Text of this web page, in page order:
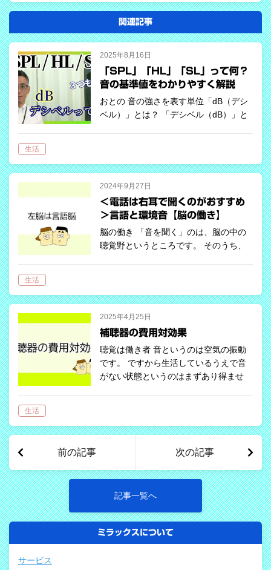
関連記事
2025年8月16日
「SPL」「HL」「SL」って何？
音の基準値をわかりやすく解説
おとの 音の強さを表す単位「dB（デシ
ベル）」とは？ 「デシベル（dB）」と
です。 ただし、このdBにはいくつか…
生活
2024年9月27日
＜電話は右耳で聞くのがおすすめ
＞言語と環境音【脳の働き】
脳の働き 「音を聞く」のは、脳の中の
聴覚野というところです。 そのうち、
側頭葉となっています。 ちなみに言葉
を発…
生活
2025年4月25日
補聴器の費用対効果
聴覚は働き者 音というのは空気の振動
です。 ですから生活しているうえで音
がない状態というのはまずあり得ませ
けてい…
生活
前の記事 次の記事
記事一覧へ
ミラックスについて
サービス